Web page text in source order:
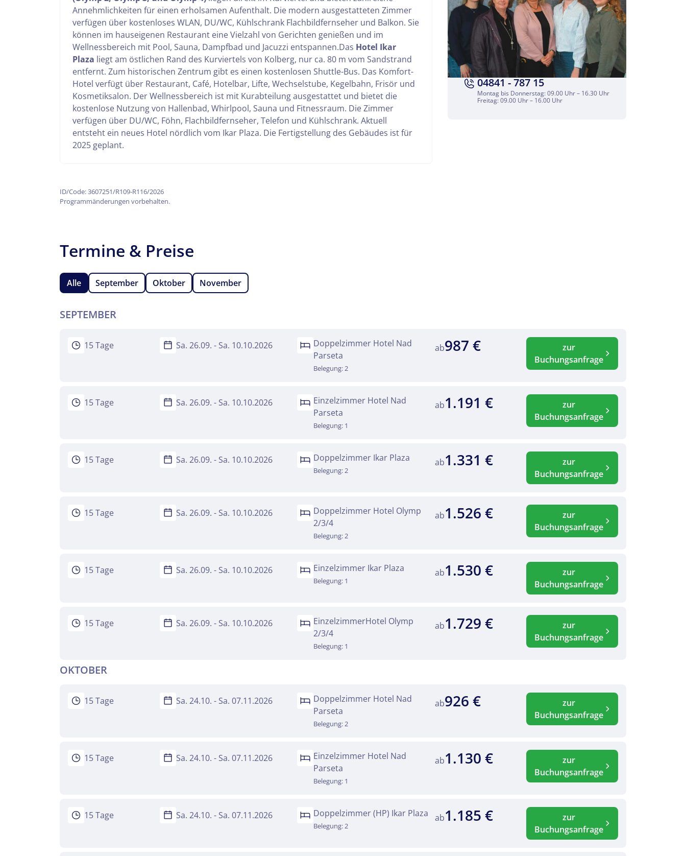
Teile diese Reise
Kur in Kolberg
per E-Mail senden
Annehmlichkeiten für einen erholsamen Aufenthalt. Die modern ausgestatteten Zimmer
verfügen über kostenloses WLAN, DU/WC, Kühlschrank Flachbildfernseher und Balkon. Sie
können im hauseigenen Restaurant eine Vielzahl von Gerichten genießen und im
Wellnessbereich mit Pool, Sauna, Dampfbad und Jacuzzi entspannen.Das Hotel Ikar
Plaza liegt am östlichen Rand des Kurviertels von Kolberg, nur ca. 80 m vom Sandstrand
entfernt. Zum historischen Zentrum gibt es einen kostenlosen Shuttle-Bus. Das Komfort-
Hotel verfügt über Restaurant, Café, Hotelbar, Lifte, Wechselstube, Kegelbahn, Frisör und
Kosmetiksalon. Der Wellnessbereich ist mit Kurabteilung ausgestattet und bietet die
kostenlose Nutzung von Hallenbad, Whirlpool, Sauna und Fitnessraum. Die Zimmer
verfügen über DU/WC, Föhn, Flachbildfernseher, Telefon und Kühlschrank. Aktuell
entsteht ein neues Hotel nördlich vom Ikar Plaza. Die Fertigstellung des Gebäudes ist für
2025 geplant.
ID/Code: 3607251/R109-R116/2026
Programmänderungen vorbehalten.
04841 - 787 15
Montag bis Donnerstag: 09.00 Uhr – 16.30 Uhr
Freitag: 09.00 Uhr – 16.00 Uhr
Termine & Preise
Alle September Oktober November
SEPTEMBER
15 Tage Sa. 26.09. - Sa. 10.10.2026
Doppelzimmer Hotel Nad
Parseta
Belegung: 2
ab987 €
zur
Buchungsanfrage
15 Tage Sa. 26.09. - Sa. 10.10.2026
Einzelzimmer Hotel Nad
Parseta
Belegung: 1
ab1.191 €
zur
Buchungsanfrage
15 Tage Sa. 26.09. - Sa. 10.10.2026 Doppelzimmer Ikar Plaza
Belegung: 2
ab1.331 €
zur
Buchungsanfrage
15 Tage Sa. 26.09. - Sa. 10.10.2026
Doppelzimmer Hotel Olymp
2/3/4
Belegung: 2
ab1.526 €
zur
Buchungsanfrage
15 Tage Sa. 26.09. - Sa. 10.10.2026 Einzelzimmer Ikar Plaza
Belegung: 1
ab1.530 €
zur
Buchungsanfrage
15 Tage Sa. 26.09. - Sa. 10.10.2026
EinzelzimmerHotel Olymp
2/3/4
Belegung: 1
ab1.729 €
zur
Buchungsanfrage
OKTOBER
15 Tage Sa. 24.10. - Sa. 07.11.2026
Doppelzimmer Hotel Nad
Parseta
Belegung: 2
ab926 €
zur
Buchungsanfrage
15 Tage Sa. 24.10. - Sa. 07.11.2026
Einzelzimmer Hotel Nad
Parseta
Belegung: 1
ab1.130 €
zur
Buchungsanfrage
15 Tage Sa. 24.10. - Sa. 07.11.2026 Doppelzimmer (HP) Ikar Plaza
Belegung: 2
ab1.185 €
zur
Buchungsanfrage